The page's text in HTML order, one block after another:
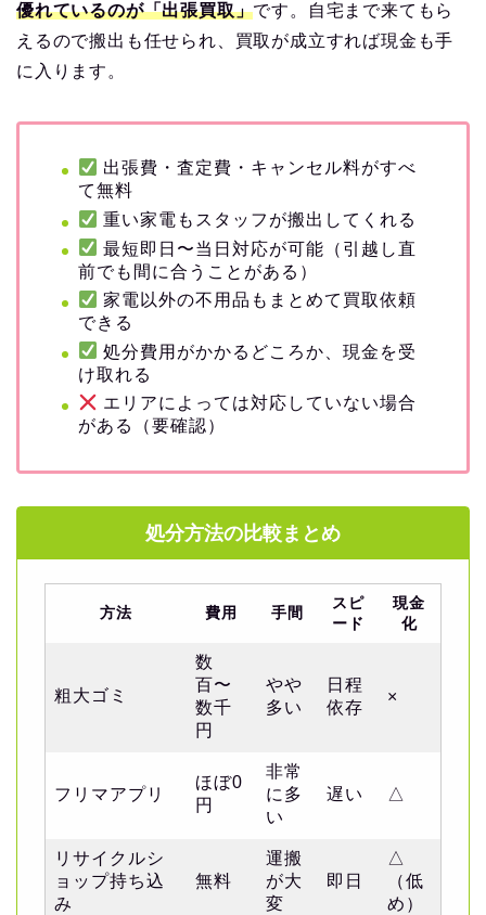
優れているのが「出張買取」です。自宅まで来てもら
えるので搬出も任せられ、買取が成立すれば現金も手
に入ります。
出張費・査定費・キャンセル料がすべ
て無料
重い家電もスタッフが搬出してくれる
最短即日〜当日対応が可能（引越し直
前でも間に合うことがある）
家電以外の不用品もまとめて買取依頼
できる
処分費用がかかるどころか、現金を受
け取れる
エリアによっては対応していない場合
がある（要確認）
処分方法の比較まとめ
方法 費用 手間
スピ
ード
現金
化
粗大ゴミ
数
百〜
数千
円
やや
多い
日程
依存
×
フリマアプリ
ほぼ0
円
非常
に多
い
遅い △
リサイクルシ
ョップ持ち込
み
無料
運搬
が大
変
即日
△
（低
め）